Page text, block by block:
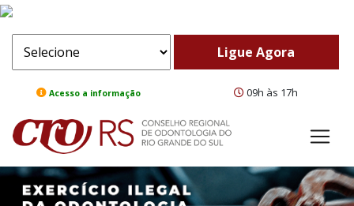
Acesso a informação 09h às 17h